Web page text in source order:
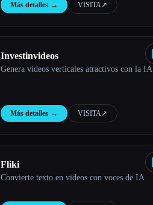
Más detalles → VISITA↗︎
Investinvideos
Genera vídeos verticales atractivos con la IA
Más detalles → VISITA↗︎
Fliki
Convierte texto en videos con voces de IA